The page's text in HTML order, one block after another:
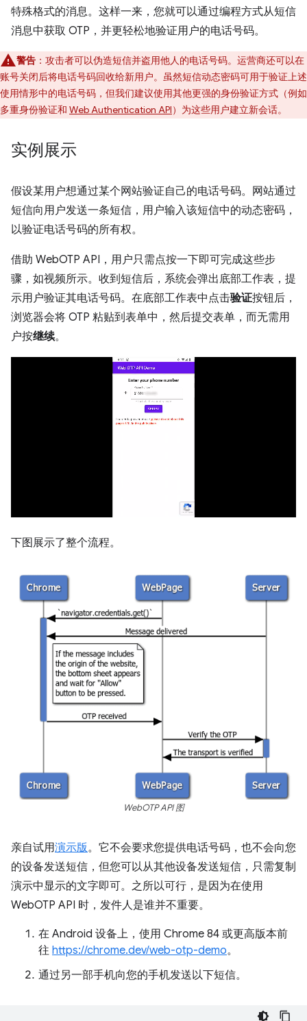
特殊格式的消息。这样一来，您就可以通过编程方式从短信
消息中获取 OTP，并更轻松地验证用户的电话号码。
警告 ：攻击者可以伪造短信并盗用他人的电话号码。运营商还可以在
账号关闭后将电话号码回收给新用户。虽然短信动态密码可用于验证上述
使用情形中的电话号码，但我们建议使用其他更强的身份验证方式（例如
多重身份验证和 Web Authentication API）为这些用户建立新会话。
实例展示
假设某用户想通过某个网站验证自己的电话号码。网站通过
短信向用户发送一条短信，用户输入该短信中的动态密码，
以验证电话号码的所有权。
借助 WebOTP API，用户只需点按一下即可完成这些步
骤，如视频所示。收到短信后，系统会弹出底部工作表，提
示用户验证其电话号码。在底部工作表中点击验证按钮后，
浏览器会将 OTP 粘贴到表单中，然后提交表单，而无需用
户按继续。
下图展示了整个流程。
WebOTP API 图
亲自试用演示版。它不会要求您提供电话号码，也不会向您
的设备发送短信，但您可以从其他设备发送短信，只需复制
演示中显示的文字即可。之所以可行，是因为在使用
WebOTP API 时，发件人是谁并不重要。
在 Android 设备上，使用 Chrome 84 或更高版本前
往 https://chrome.dev/web-otp-demo。
通过另一部手机向您的手机发送以下短信。